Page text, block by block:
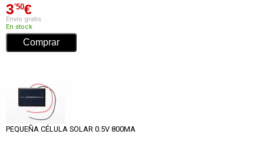
3'50€
Envío gratis
En stock
PEQUEÑA CÉLULA SOLAR 0.5V 800MA